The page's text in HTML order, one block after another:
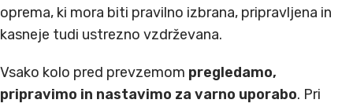
oprema, ki mora biti pravilno izbrana, pripravljena in
kasneje tudi ustrezno vzdrževana.
Vsako kolo pred prevzemom pregledamo,
pripravimo in nastavimo za varno uporabo. Pri